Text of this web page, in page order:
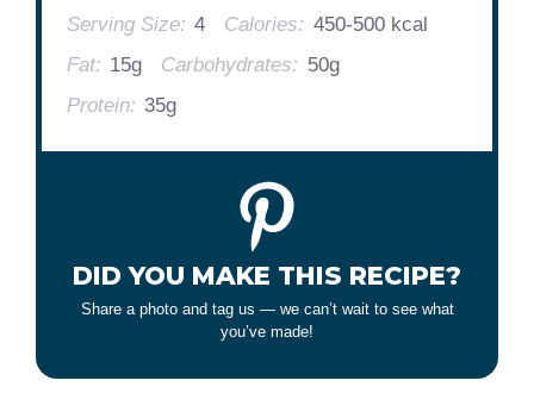
Serving Size: 4 Calories: 450-500 kcal
Fat: 15g Carbohydrates: 50g
Protein: 35g
DID YOU MAKE THIS RECIPE?
Share a photo and tag us — we can’t wait to see what
you’ve made!